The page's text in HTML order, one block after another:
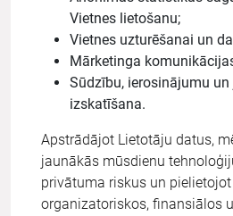
Vietnes lietošanu;
Vietnes uzturēšanai un
Mārketinga
Sūdzību, ierosinājumu
izskatīšana.
Apstrādājot Lietotāju datus,
jaunākās mūsdienu
privātuma riskus un
organizatoriskos, finansiālos